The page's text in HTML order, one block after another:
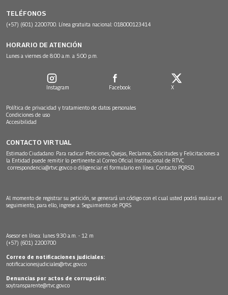
TELÉFONOS
(+57) (601) 2200700. Línea gratuita nacional: 018000123414
HORARIO DE ATENCIÓN
Lunes a viernes de 8:00 a.m. a 5:00 p.m.
Instagram Facebook X
Política de privacidad y tratamiento de datos personales
Condiciones de uso
Accesibilidad
CONTACTO VIRTUAL
Estimado Ciudadano: Para radicar Peticiones, Quejas, Reclamos, Solicitudes y Felicitaciones a
la Entidad puede remitir lo pertinente al Correo Oficial Institucional de RTVC
correspondencia@rtvc.gov.co o diligenciar el formulario en línea: Contacto PQRSD.
Al momento de registrar su petición, se generará un código con el cual usted podrá realizar el
seguimiento, para ello, ingrese a: Seguimiento de PQRS
Asesor en línea: lunes 9:30 a.m. - 12 m
(+57) (601) 2200700
Correo de notificaciones judiciales:
notificacionesjudiciales@rtvc.gov.co
Denuncias por actos de corrupción:
soytransparente@rtvc.gov.co